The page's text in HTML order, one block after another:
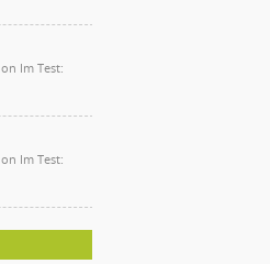
on Im Test:
on Im Test: